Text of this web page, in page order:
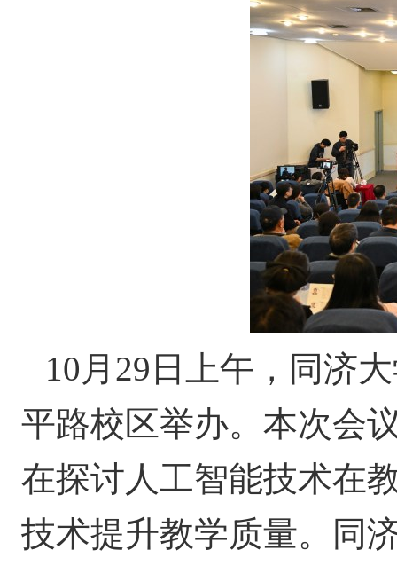
10 月 29 日上午，同济
平路校区举办。本次会
在探讨人工智能技术在
技术提升教学质量。同